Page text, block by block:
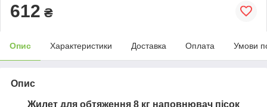
612 ₴
Опис Характеристики Доставка Оплата Умови
Опис
Жилет для обтяження 8 кг наповнювач пісок